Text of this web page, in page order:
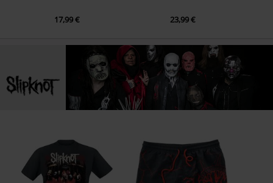
17,99 € 23,99 €